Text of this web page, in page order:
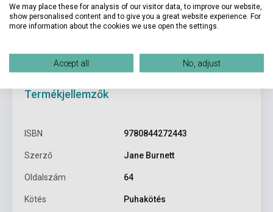
Termékjellemzők
ISBN 9780844272443
Szerző Jane Burnett
Oldalszám 64
Kötés Puhakötés
We may place these for analysis of our visitor data, to improve our website,
show personalised content and to give you a great website experience. For
more information about the cookies we use open the settings.
Accept all No, adjust